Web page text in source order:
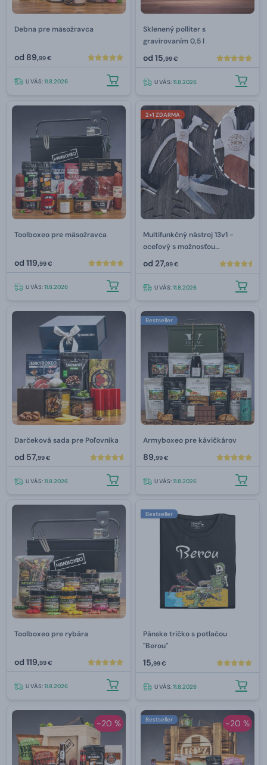
Debna pre mäsožravca
od 89,99 €
U VÁS:11.8.2026
Sklenený polliter s
gravírovaním 0,5 l
od 15,99 €
U VÁS:11.8.2026
Toolboxeo pre mäsožravca
od 119,99 €
U VÁS:11.8.2026
2+1 ZDARMA
Multifunkčný nástroj 13v1 -
oceľový s možnosťou
gravírovania
od 27,99 €
U VÁS:11.8.2026
Darčeková sada pre Poľovníka
od 57,99 €
U VÁS:11.8.2026
Bestseller
Armyboxeo pre kávičkárov
89,99 €
U VÁS:11.8.2026
Toolboxeo pre rybára
od 119,99 €
U VÁS:11.8.2026
Bestseller
Pánske tričko s potlačou
"Berou"
15,99 €
U VÁS:11.8.2026
-20 % -20 %
Bestseller